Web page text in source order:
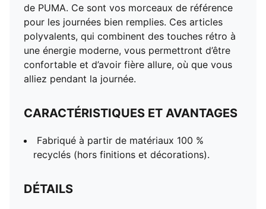
de PUMA. Ce sont vos morceaux de référence
pour les journées bien remplies. Ces articles
polyvalents, qui combinent des touches rétro à
une énergie moderne, vous permettront d’être
confortable et d’avoir fière allure, où que vous
alliez pendant la journée.
CARACTÉRISTIQUES ET AVANTAGES
Fabriqué à partir de matériaux 100 %
recyclés (hors finitions et décorations).
DÉTAILS